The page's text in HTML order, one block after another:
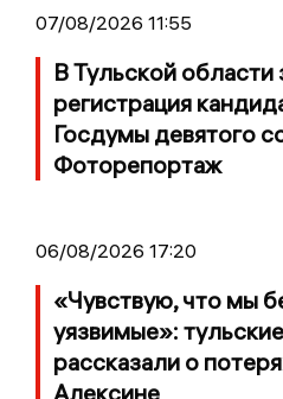
07/08/2026 11:55
В Тульской области
регистрация
Госдумы девятого
Фоторепортаж
06/08/2026 17:20
«Чувствую, что мы
уязвимые»:
рассказали о
Алексине